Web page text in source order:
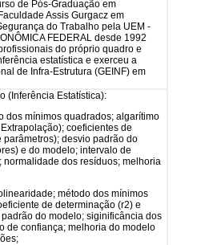
de Pós-Graduação em
Assis Gurgacz em
do Trabalho pela UEM -
FEDERAL desde 1992
do próprio quadro e
estatística e exerceu a
de Infra-Estrutura (GEINF) em
(Inferência Estatística):
dos mínimos quadrados; algarítimo
coeficientes de
desvio padrão do
e do modelo; intervalo de
dos resíduos; melhoria
método dos mínimos
de determinação (r2) e
do modelo; siginificância dos
de confiança; melhoria do modelo